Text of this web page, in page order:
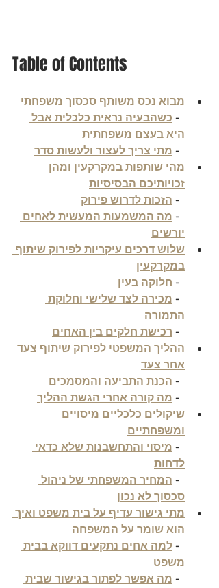
Table of Contents
מבוא נכס משותף סכסוך משפחתי
כשהבעיה נראית כלכלית אבל
היא בעצם משפחתית
מתי צריך לעצור ולעשות סדר
מהי שותפות במקרקעין ומהן
זכויותיכם הבסיסיות
הזכות לדרוש פירוק
מה המשמעות המעשית לאחים
יורשים
שלוש דרכים עיקריות לפירוק שיתוף
במקרקעין
חלוקה בעין
מכירה לצד שלישי וחלוקת
התמורה
רכישת חלקים בין האחים
ההליך המשפטי לפירוק שיתוף צעד
אחר צעד
הכנת התביעה והמסמכים
מה קורה אחרי הגשת ההליך
שיקולים כלכליים מיסויים
ומשפחתיים
מיסוי והתחשבנות שלא כדאי
לדחות
המחיר המשפחתי של ניהול
סכסוך לא נכון
מתי גישור עדיף על בית משפט ואיך
הוא שומר על המשפחה
למה אחים נתקעים דווקא בבית
משפט
מה אפשר לפתור בגישור שבית